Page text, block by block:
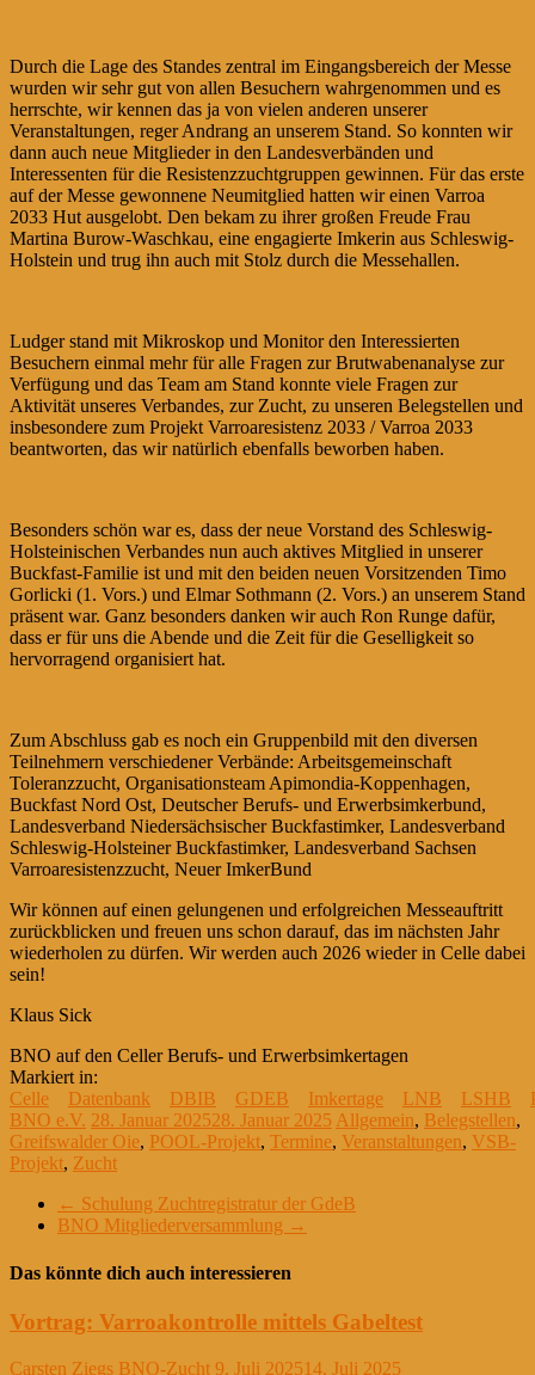
Durch die Lage des Standes zentral im Eingangsbereich der Messe
wurden wir sehr gut von allen Besuchern wahrgenommen und es
herrschte, wir kennen das ja von vielen anderen unserer
Veranstaltungen, reger Andrang an unserem Stand. So konnten wir
dann auch neue Mitglieder in den Landesverbänden und
Interessenten für die Resistenzzuchtgruppen gewinnen. Für das erste
auf der Messe gewonnene Neumitglied hatten wir einen Varroa
2033 Hut ausgelobt. Den bekam zu ihrer großen Freude Frau
Martina Burow-Waschkau, eine engagierte Imkerin aus Schleswig-
Holstein und trug ihn auch mit Stolz durch die Messehallen.
Ludger stand mit Mikroskop und Monitor den Interessierten
Besuchern einmal mehr für alle Fragen zur Brutwabenanalyse zur
Verfügung und das Team am Stand konnte viele Fragen zur
Aktivität unseres Verbandes, zur Zucht, zu unseren Belegstellen und
insbesondere zum Projekt Varroaresistenz 2033 / Varroa 2033
beantworten, das wir natürlich ebenfalls beworben haben.
Besonders schön war es, dass der neue Vorstand des Schleswig-
Holsteinischen Verbandes nun auch aktives Mitglied in unserer
Buckfast-Familie ist und mit den beiden neuen Vorsitzenden Timo
Gorlicki (1. Vors.) und Elmar Sothmann (2. Vors.) an unserem Stand
präsent war. Ganz besonders danken wir auch Ron Runge dafür,
dass er für uns die Abende und die Zeit für die Geselligkeit so
hervorragend organisiert hat.
Zum Abschluss gab es noch ein Gruppenbild mit den diversen
Teilnehmern verschiedener Verbände: Arbeitsgemeinschaft
Toleranzzucht, Organisationsteam Apimondia-Koppenhagen,
Buckfast Nord Ost, Deutscher Berufs- und Erwerbsimkerbund,
Landesverband Niedersächsischer Buckfastimker, Landesverband
Schleswig-Holsteiner Buckfastimker, Landesverband Sachsen
Varroaresistenzzucht, Neuer ImkerBund
Wir können auf einen gelungenen und erfolgreichen Messeauftritt
zurückblicken und freuen uns schon darauf, das im nächsten Jahr
wiederholen zu dürfen. Wir werden auch 2026 wieder in Celle dabei
sein!
Klaus Sick
BNO auf den Celler Berufs- und Erwerbsimkertagen
Markiert in:
Celle
Datenbank DBIB GDEB Imkertage LNB LSHB
BNO e.V. 28. Januar 202528. Januar 2025 Allgemein, Belegstellen,
Greifswalder Oie, POOL-Projekt, Termine, Veranstaltungen, VSB-
Projekt, Zucht
← Schulung Zuchtregistratur der GdeB
BNO Mitgliederversammlung →
Das könnte dich auch interessieren
Vortrag: Varroakontrolle mittels Gabeltest
Carsten Ziegs BNO-Zucht 9. Juli 202514. Juli 2025